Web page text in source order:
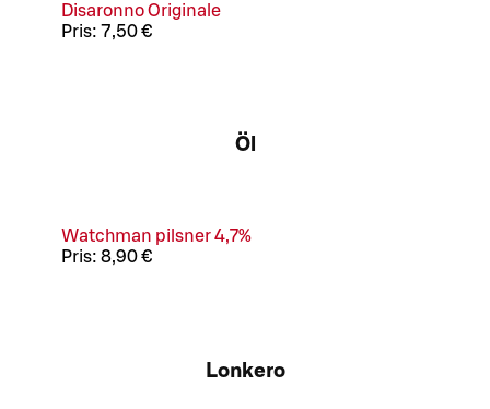
Disaronno Originale
Pris: 7,50 €
Öl
Watchman pilsner 4,7%
Pris: 8,90 €
Lonkero